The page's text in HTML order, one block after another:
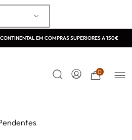
EM COMPRAS SUPERIORES A 150€
0